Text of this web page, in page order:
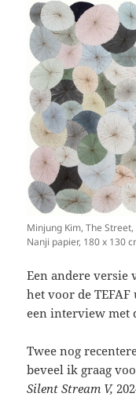
Minjung Kim, The
Nanji papier, 180 x 130
Een andere versie
het voor de
een interview met
Twee nog
beveel ik graag
Silent Stream V,